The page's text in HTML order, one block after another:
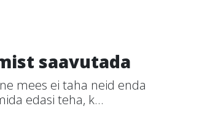
saavutada
mees ei taha neid enda
edasi teha, k...